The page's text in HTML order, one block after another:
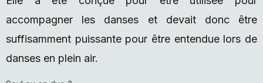
accompagner les danses et devait donc être
suffisamment puissante pour être entendue lors de
danses en plein air.